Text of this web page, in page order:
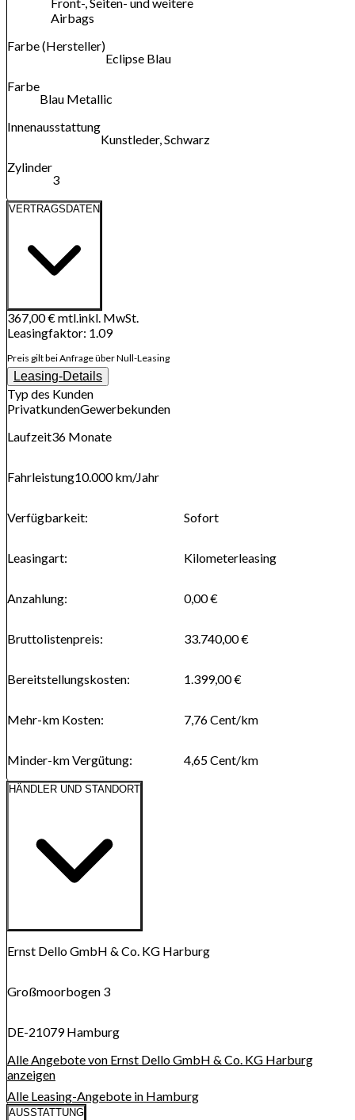
Airbags
Farbe (Hersteller)
Eclipse Blau
Farbe
Blau Metallic
Innenausstattung
Kunstleder, Schwarz
Zylinder
3
VERTRAGSDATEN
367,00 €mtl.inkl. MwSt.
Leasingfaktor: 1.09
Preis gilt bei Anfrage über Null-Leasing
Leasing-Details
Typ des Kunden
PrivatkundenGewerbekunden
Laufzeit36 Monate
Fahrleistung10.000 km/Jahr
Verfügbarkeit: Sofort
Leasingart: Kilometerleasing
Anzahlung: 0,00 €
Bruttolistenpreis: 33.740,00 €
Bereitstellungskosten: 1.399,00 €
Mehr-km Kosten: 7,76Cent/km
Minder-km Vergütung: 4,65Cent/km
HÄNDLER UND STANDORT
Karte wird geladen...
Ernst Dello GmbH & Co. KG Harburg
Großmoorbogen 3
DE-21079 Hamburg
Alle Angebote von Ernst Dello GmbH & Co. KG Harburg
anzeigen
Alle Leasing-Angebote in Hamburg
AUSSTATTUNG